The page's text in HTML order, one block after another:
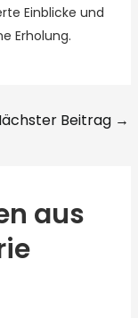
Einblicke und
Erholung.
Beitrag →
aus